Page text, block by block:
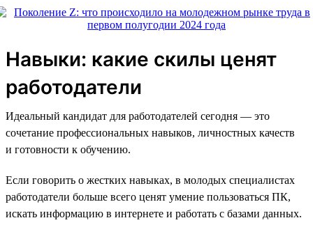
Навыки: какие скилы ценят
работодатели
Идеальный кандидат для работодателей сегодня — это
сочетание профессиональных навыков, личностных качеств
и готовности к обучению.
Если говорить о жестких навыках, в молодых специалистах
работодатели больше всего ценят умение пользоваться ПК,
искать информацию в интернете и работать с базами данных.